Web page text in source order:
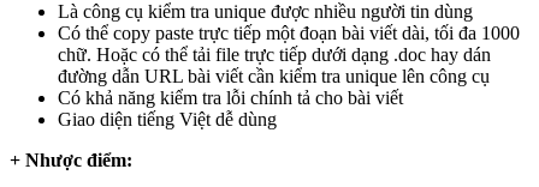
Là công cụ kiểm tra unique được nhiều người tin dùng
Có thể copy paste trực tiếp một đoạn bài viết dài, tối đa 1000
chữ. Hoặc có thể tải file trực tiếp dưới dạng .doc hay dán
đường dẫn URL bài viết cần kiểm tra unique lên công cụ
Có khả năng kiểm tra lỗi chính tả cho bài viết
Giao diện tiếng Việt dễ dùng
+ Nhược điểm: